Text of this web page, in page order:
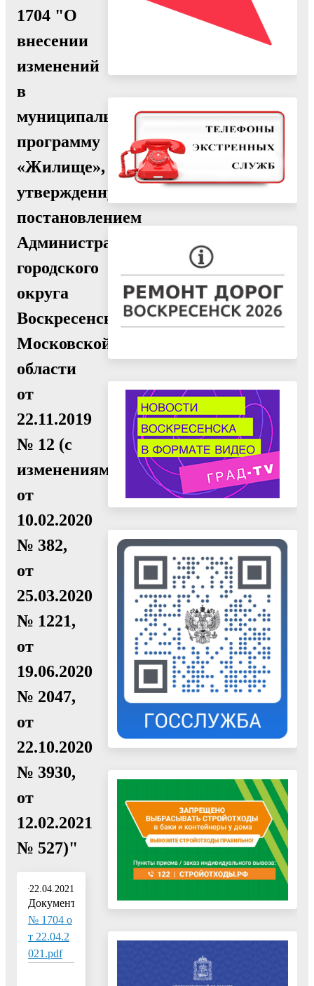
1704 "О
внесении
изменений
в
муниципальную
программу
«Жилище»,
утвержденную
постановлением
Администрации
городского
округа
Воскресенск
Московской
области
от
22.11.2019
№ 12 (с
изменениями
от
10.02.2020
№ 382,
от
25.03.2020
№ 1221,
от
19.06.2020
№ 2047,
от
22.10.2020
№ 3930,
от
12.02.2021
№ 527)"
22.04.2021
Документ:
№ 1704 о
т 22.04.2
021.pdf